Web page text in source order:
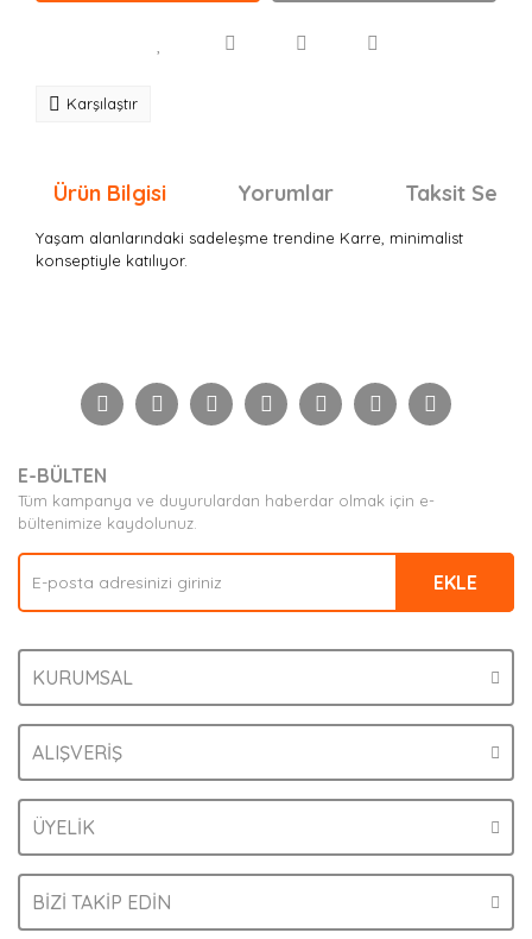
Karşılaştır
Ürün Bilgisi Yorumlar Taksit
Yaşam alanlarındaki sadeleşme trendine Karre, minimalist
konseptiyle katılıyor.
Yorum Yaz
Görüş ve önerileriniz için teşekkür ederiz.
Ürün açıklamasında eksik bilgiler bulunuyor.
Ürün bilgilerinde hatalar bulunuyor.
Ürün fiyatı diğer sitelerden daha pahalı.
Bu ürüne benzer farklı alternatifler olmalı.
E-BÜLTEN
Tüm kampanya ve duyurulardan haberdar olmak için e-
bültenimize kaydolunuz.
EKLE
KURUMSAL
ALIŞVERİŞ
ÜYELİK
BİZİ TAKİP EDİN